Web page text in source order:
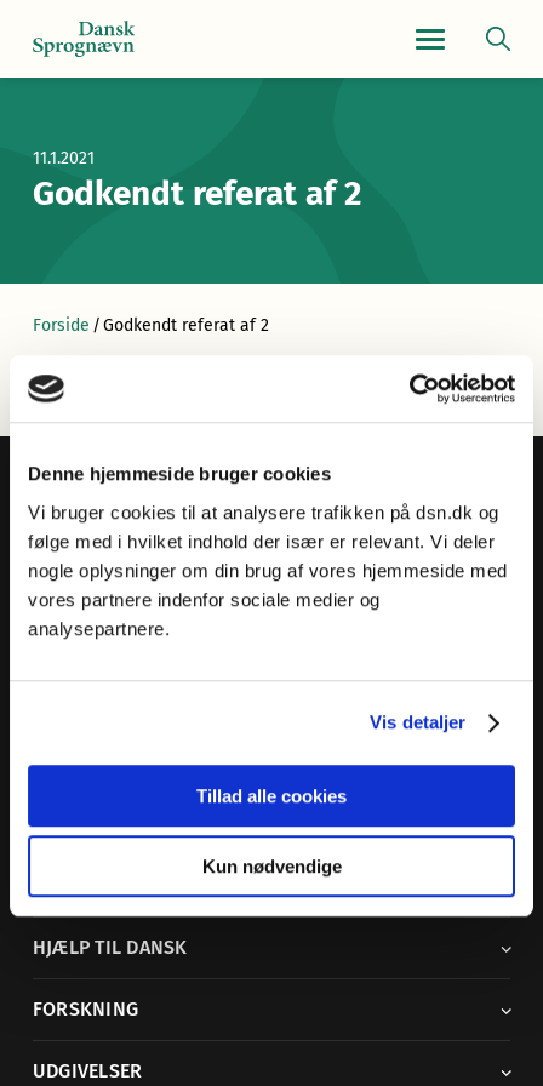
Denne hjemmeside bruger cookies
Vi bruger cookies til at analysere trafikken på dsn.dk og
følge med i hvilket indhold der især er relevant. Vi deler
nogle oplysninger om din brug af vores hjemmeside med
vores partnere indenfor sociale medier og
analysepartnere.
Vis detaljer
Tillad alle cookies
Kun nødvendige
11.1.2021
Godkendt referat af 2
Forside /Godkendt referat af 2
Dansk Sprognævn
Adelgade 119 B
5400 Bogense
adm@dsn.dk
HJÆLP TIL DANSK
FORSKNING
UDGIVELSER